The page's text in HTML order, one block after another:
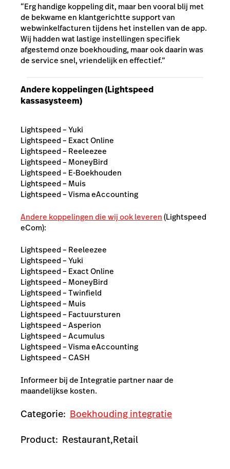
“Erg handige koppeling dit, maar ben vooral blij met
de bekwame en klantgerichtte support van
webwinkelfacturen tijdens het instellen van de app.
Wij hadden wat lastige instellingen specifiek
afgestemd onze boekhouding, maar ook daarin was
de service snel, vriendelijk en effectief.”
Andere koppelingen (Lightspeed
kassasysteem)
Lightspeed – Yuki
Lightspeed – Exact Online
Lightspeed – Reeleezee
Lightspeed – MoneyBird
Lightspeed – E-Boekhouden
Lightspeed – Muis
Lightspeed – Visma eAccounting
Andere koppelingen die wij ook leveren(Lightspeed
eCom):
Lightspeed – Reeleezee
Lightspeed – Yuki
Lightspeed – Exact Online
Lightspeed – MoneyBird
Lightspeed – Twinfield
Lightspeed – Muis
Lightspeed – Factuursturen
Lightspeed – Asperion
Lightspeed – Acumulus
Lightspeed – Visma eAccounting
Lightspeed – CASH
Informeer bij de Integratie partner naar de
maandelijkse kosten.
Categorie: Boekhouding integratie
Product: Restaurant,Retail